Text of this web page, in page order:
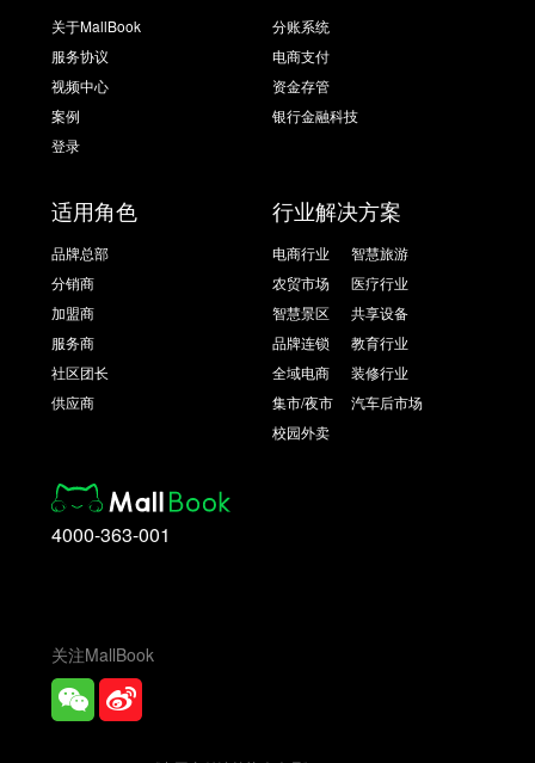
关于MallBook
服务协议
视频中心
案例
登录
分账系统
电商支付
资金存管
银行金融科技
适用角色
品牌总部
分销商
加盟商
服务商
社区团长
供应商
行业解决方案
电商行业
智慧旅游
农贸市场
医疗行业
智慧景区
共享设备
品牌连锁
教育行业
全域电商
装修行业
集市/夜市
汽车后市场
校园外卖
4000-363-001
关注MallBook